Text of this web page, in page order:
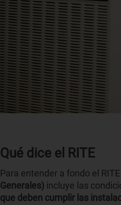
Qué dice el RITE
Para entender a fondo el
Generales) incluye las
que deben cumplir las